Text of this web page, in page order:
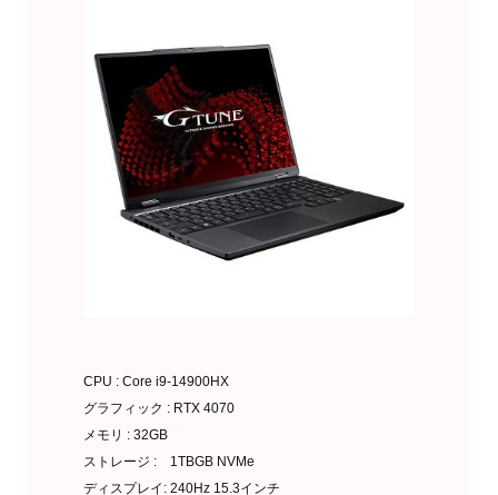
CPU : Core i9-14900HX
グラフィック : RTX 4070
メモリ : 32GB
ストレージ : 1TBGB NVMe
ディスプレイ: 240Hz 15.3インチ